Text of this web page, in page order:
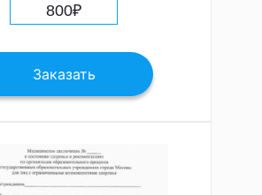
800₽
Заказать